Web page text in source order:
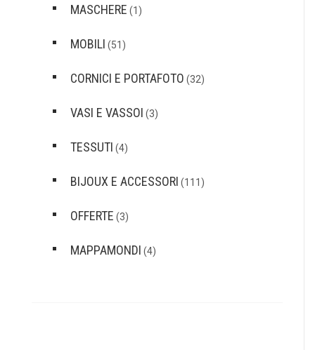
MASCHERE (1)
MOBILI (51)
CORNICI E PORTAFOTO (32)
VASI E VASSOI (3)
TESSUTI (4)
BIJOUX E ACCESSORI (111)
OFFERTE (3)
MAPPAMONDI (4)